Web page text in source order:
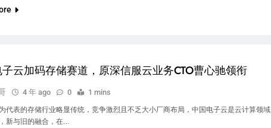
云加码存储赛道，原深信服云业务CTO曹心驰领衔
4 年 ago 0 1 mins
代表的存储行业略显传统，竞争激烈且不乏大小厂商布局，中国电子云是云计算领域
新与旧的融合，在…